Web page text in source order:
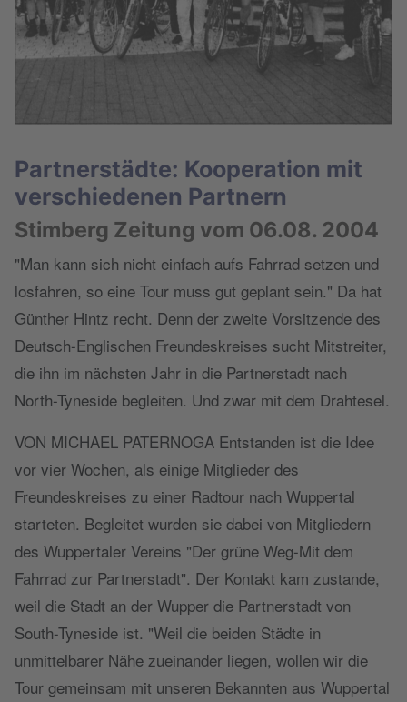
Partnerstädte: Kooperation mit
verschiedenen Partnern
Stimberg Zeitung vom 06.08. 2004
"Man kann sich nicht einfach aufs Fahrrad setzen und
losfahren, so eine Tour muss gut geplant sein." Da hat
Günther Hintz recht. Denn der zweite Vorsitzende des
Deutsch-Englischen Freundeskreises sucht Mitstreiter,
die ihn im nächsten Jahr in die Partnerstadt nach
North-Tyneside begleiten. Und zwar mit dem Drahtesel.
VON MICHAEL PATERNOGA Entstanden ist die Idee
vor vier Wochen, als einige Mitglieder des
Freundeskreises zu einer Radtour nach Wuppertal
starteten. Begleitet wurden sie dabei von Mitgliedern
des Wuppertaler Vereins "Der grüne Weg-Mit dem
Fahrrad zur Partnerstadt". Der Kontakt kam zustande,
weil die Stadt an der Wupper die Partnerstadt von
South-Tyneside ist. "Weil die beiden Städte in
unmittelbarer Nähe zueinander liegen, wollen wir die
Tour gemeinsam mit unseren Bekannten aus Wuppertal